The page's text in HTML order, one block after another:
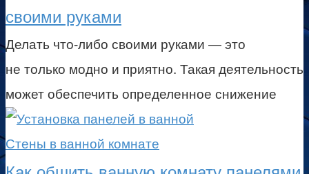
своими руками
Делать что-либо своими руками — это
не только модно и приятно. Такая деятельность
может обеспечить определенное снижение
Стены в ванной комнате